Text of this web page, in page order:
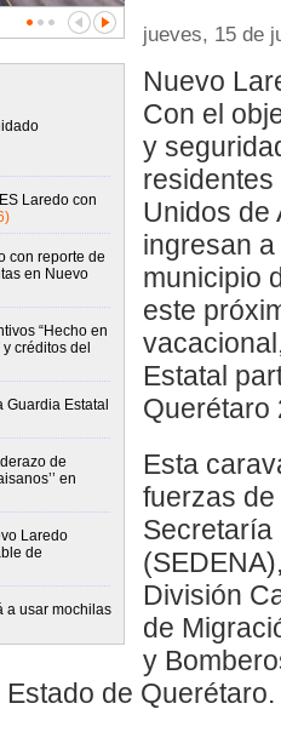
Laredo con
con reporte de
en Nuevo
“Hecho en
créditos del
Guardia Estatal
de
en
Laredo
de
a usar mochilas
jueves, 15 de
Nuevo
Con el
y
Unidos de
ingresan
municipio
este
Estatal
Querétaro
Esta
fuerzas
Secretaría
División
de
y
de Querétaro.